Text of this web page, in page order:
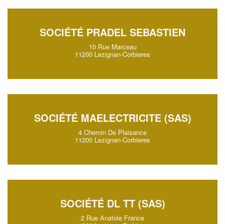
SOCIÉTÉ PRADEL SEBASTIEN
10 Rue Marceau
11200 Lezignan-Corbieres
SOCIÉTÉ MAELECTRICITE (SAS)
4 Chemin De Plaisance
11200 Lezignan-Corbieres
SOCIÉTÉ DL TT (SAS)
2 Rue Anatole France